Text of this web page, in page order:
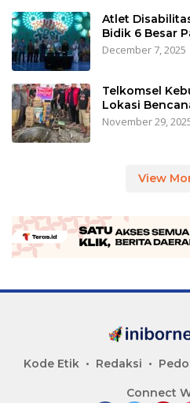
Atlet
Bidik 6 Besar
December 7, 2025
Telkomsel
Lokasi
November 29,
View
Kode Etik Redaksi
Connect